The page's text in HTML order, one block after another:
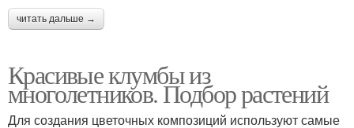
читать дальше →
Красивые клумбы из
многолетников. Подбор растений
Для создания цветочных композиций используют самые